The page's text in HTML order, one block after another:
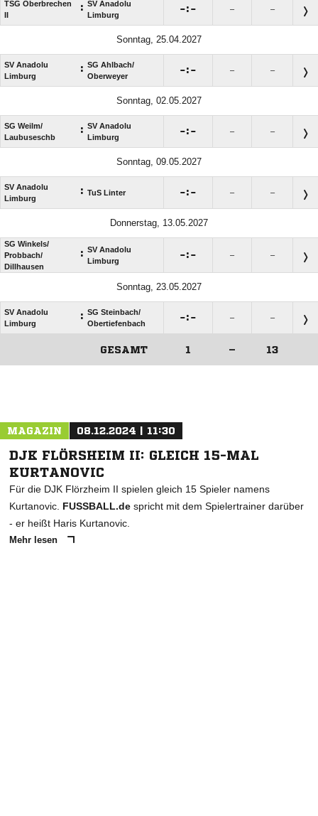
TSG Oberbrechen
II
: SV Anadolu
Limburg
: – –
Sonntag, 25.04.2027
SV Anadolu
Limburg
: SG Ahlbach/​
Oberweyer
: – –
Sonntag, 02.05.2027
SG Weilm/​
Laubuseschb
: SV Anadolu
Limburg
: – –
Sonntag, 09.05.2027
SV Anadolu
Limburg
: TuS Linter : – –
Donnerstag, 13.05.2027
SG Winkels/​
Probbach/​
Dillhausen
: SV Anadolu
Limburg
: – –
Sonntag, 23.05.2027
SV Anadolu
Limburg
: SG Steinbach/​
Obertiefenbach
: – –
GESAMT 1 – 13
MAGAZIN 08.12.2024 | 11:30
DJK FLÖRSHEIM II: GLEICH 15-MAL
KURTANOVIC
Für die DJK Flörzheim II spielen gleich 15 Spieler namens
Kurtanovic. FUSSBALL.de spricht mit dem Spielertrainer darüber
- er heißt Haris Kurtanovic.
Mehr lesen